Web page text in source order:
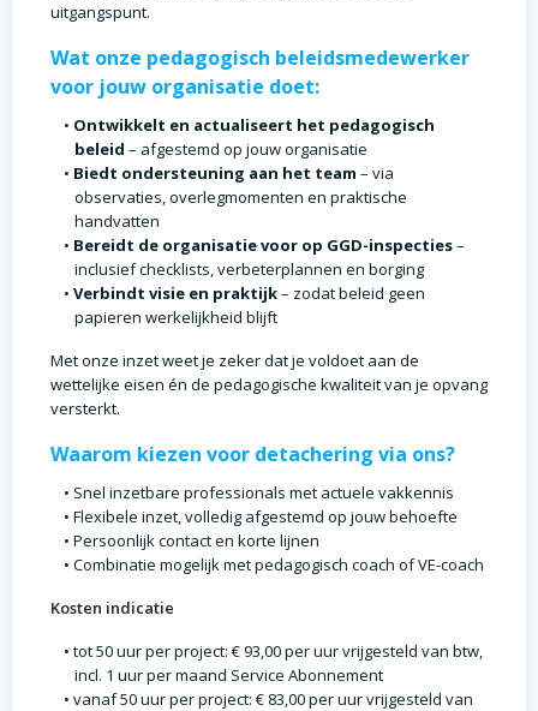
uitgangspunt.
Wat onze pedagogisch beleidsmedewerker
voor jouw organisatie doet:
Ontwikkelt en actualiseert het pedagogisch
beleid – afgestemd op jouw organisatie
Biedt ondersteuning aan het team – via
observaties, overlegmomenten en praktische
handvatten
Bereidt de organisatie voor op GGD-inspecties–
inclusief checklists, verbeterplannen en borging
Verbindt visie en praktijk– zodat beleid geen
papieren werkelijkheid blijft
Met onze inzet weet je zeker dat je voldoet aan de
wettelijke eisen én de pedagogische kwaliteit van je opvang
versterkt.
Waarom kiezen voor detachering via ons?
Snel inzetbare professionals met actuele vakkennis
Flexibele inzet, volledig afgestemd op jouw behoefte
Persoonlijk contact en korte lijnen
Combinatie mogelijk met pedagogisch coach of VE-coach
Kosten indicatie
tot 50 uur per project: € 93,00 per uur vrijgesteld van btw,
incl. 1 uur per maand Service Abonnement
vanaf 50 uur per project: € 83,00 per uur vrijgesteld van